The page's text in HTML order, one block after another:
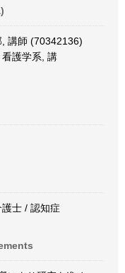
講師 (70342136)
護学系, 講
士 / 認知症